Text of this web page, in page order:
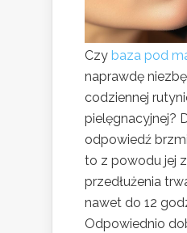
Czy baza pod
naprawdę
codziennej
pielęgnacyjnej?
odpowiedź
to z powodu jej
przedłużenia
nawet do 12
Odpowiednio